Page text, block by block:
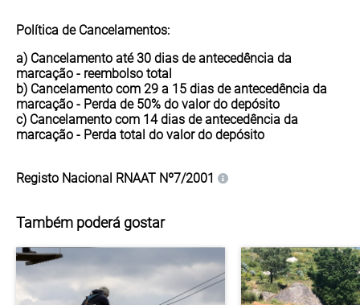
Política de Cancelamentos:
a) Cancelamento até 30 dias de antecedência da
marcação - reembolso total
b) Cancelamento com 29 a 15 dias de antecedência da
marcação - Perda de 50% do valor do depósito
c) Cancelamento com 14 dias de antecedência da
marcação - Perda total do valor do depósito
Registo Nacional RNAAT Nº7/2001
Também poderá gostar